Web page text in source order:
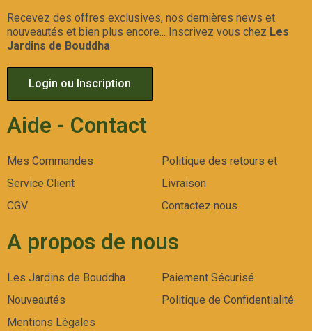
Recevez des offres exclusives, nos dernières news et
nouveautés et bien plus encore... Inscrivez vous chez Les
Jardins de Bouddha
Login ou Inscription
Aide - Contact
Mes Commandes
Service Client
CGV
Politique des retours et
Livraison
Contactez nous
A propos de nous
Les Jardins de Bouddha
Nouveautés
Mentions Légales
Paiement Sécurisé
Politique de Confidentialité